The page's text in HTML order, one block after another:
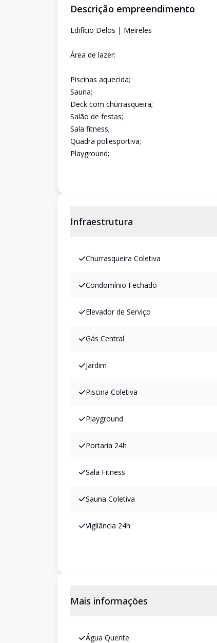
Descrição empreendimento
Edifício Delos | Meireles
Área de lazer:
Piscinas aquecida;
Sauna;
Deck com churrasqueira;
Salão de festas;
Sala fitness;
Quadra poliesportiva;
Playground;
Infraestrutura
Churrasqueira Coletiva
Condomínio Fechado
Elevador de Serviço
Gás Central
Jardim
Piscina Coletiva
Playground
Portaria 24h
Sala Fitness
Sauna Coletiva
Vigilância 24h
Mais informações
Água Quente